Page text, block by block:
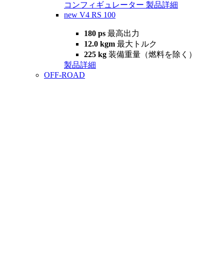
コンフィギュレーター 製品詳細
new V4 RS 100
180 ps 最高出力
12.0 kgm 最大トルク
225 kg 装備重量（燃料を除く）
製品詳細
OFF-ROAD